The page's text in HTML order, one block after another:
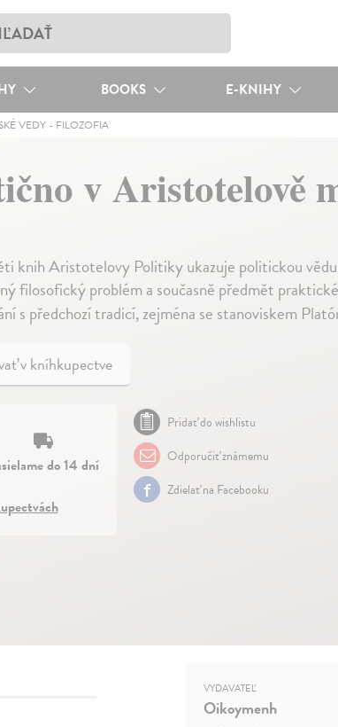
BOOKS E-KNIHY
VEDY- FILOZOFIA
v Aristotelově
knih Aristotelovy Politiky ukazuje politickou
filosofický problém a současně předmět
s předchozí tradicí, zejména se stanoviskem
v kníhkupectve
do 14 dní
Pridať do wishlistu
Odporučiť známemu
Zdielať na Facebooku
VYDAVATEĽ
Oikoymenh